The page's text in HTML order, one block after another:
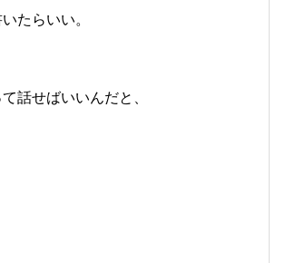
たらいい。
話せばいいんだと、